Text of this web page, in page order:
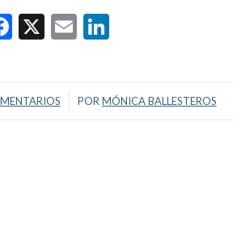
Facebook
X Email
/ POR MÓNICA BALLESTEROS